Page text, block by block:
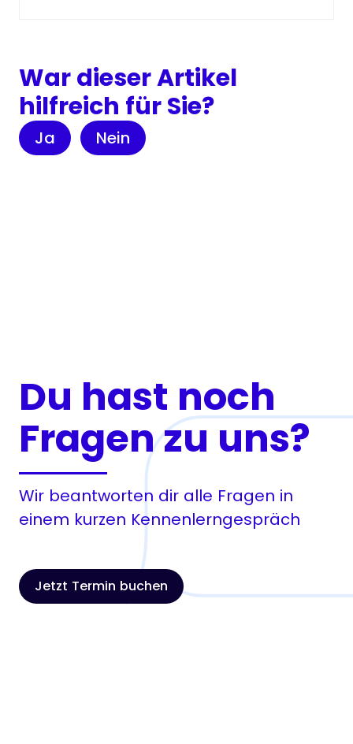
War dieser Artikel
hilfreich für Sie?
Ja Nein
Du hast noch
Fragen zu uns?
Wir beantworten dir alle Fragen in
einem kurzen Kennenlerngespräch
Jetzt Termin buchen